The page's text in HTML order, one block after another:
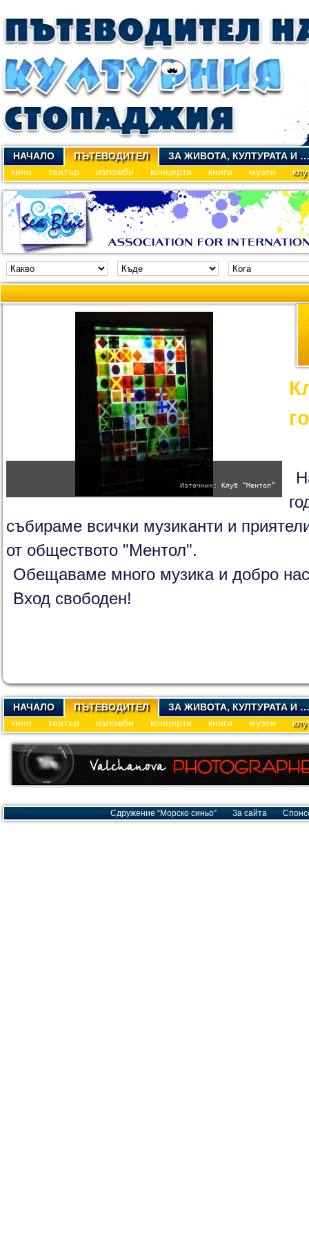
НАЧАЛО ПЪТЕВОДИТЕЛ
ЗА ЖИВОТА, КУЛТУРАТА И …
кино
театър изложби концерти книги музеи
Източник: Клуб “Ментол”
събираме всички музиканти и
от обществото "Ментол".
Обещаваме много музика и добро
Вход свободен!
НАЧАЛО ПЪТЕВОДИТЕЛ
ЗА ЖИВОТА, КУЛТУРАТА И …
кино
театър изложби концерти книги музеи
Сдружение “Морско синьо” За сайта